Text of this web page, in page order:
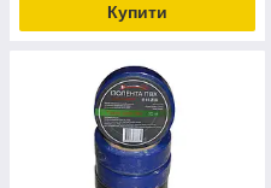
Купити